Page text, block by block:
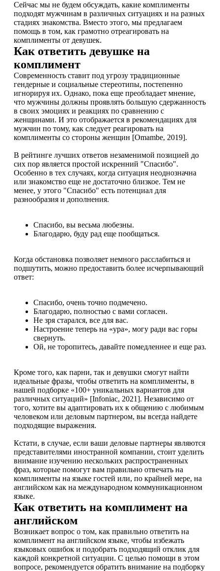
Сейчас мы не будем обсуждать, какие комплименты
подходят мужчинам в различных ситуациях и на разных
стадиях знакомства. Вместо этого, мы предлагаем
помощь в том, как грамотно отреагировать на
комплименты от девушек.
Как ответить девушке на
комплимент
Современность ставит под угрозу традиционные
гендерные и социальные стереотипы, постепенно
игнорируя их. Однако, пока еще преобладает мнение,
что мужчины должны проявлять большую сдержанность
в своих эмоциях и реакциях по сравнению с
женщинами. И это отображается в рекомендациях для
мужчин по тому, как следует реагировать на
комплименты со стороны женщин [Omambe, 2019].
В рейтинге лучших ответов незаменимой позицией до
сих пор является простой искренний "Спасибо".
Особенно в тех случаях, когда ситуация неоднозначна
или знакомство еще не достаточно близкое. Тем не
менее, у этого "Спасибо" есть потенциал для
разнообразия и дополнения.
Спасибо, вы весьма любезны.
Благодарю, буду рад еще пообщаться.
Когда обстановка позволяет немного расслабиться и
подшутить, можно предоставить более исчерпывающий
ответ:
Спасибо, очень точно подмечено.
Благодарю, полностью с вами согласен.
Не зря старался, все для вас.
Настроение теперь на «ура», могу ради вас горы
свернуть.
Ой, не торопитесь, давайте помедленнее и еще раз.
Кроме того, как парни, так и девушки смогут найти
идеальные фразы, чтобы ответить на комплименты, в
нашей подборке «100+ уникальных вариантов для
различных ситуаций» [Infoniac, 2021]. Независимо от
того, хотите вы адаптировать их к общению с любимым
человеком или деловым партнером, вы всегда найдете
подходящие выражения.
Кстати, в случае, если ваши деловые партнеры являются
представителями иностранной компании, стоит уделить
внимание изучению нескольких распространенных
фраз, которые помогут вам правильно отвечать на
комплименты на языке гостей или, по крайней мере, на
английском как на международном коммуникационном
языке.
Как ответить на комплимент на
английском
Возникает вопрос о том, как правильно ответить на
комплимент на английском языке, чтобы избежать
языковых ошибок и подобрать подходящий отклик для
каждой конкретной ситуации. С целью помощи в этом
вопросе, рекомендуется обратить внимание на подборку